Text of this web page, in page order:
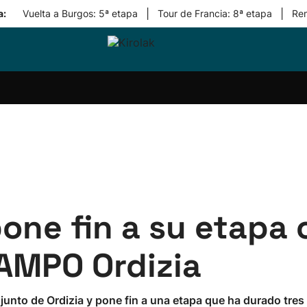
Vuelta a Burgos: 5ª etapa Tour de Francia: 8ª etapa
Equipos
fin a su etapa
Ordizia
de Ordizia y pone fin a una etapa que ha durado